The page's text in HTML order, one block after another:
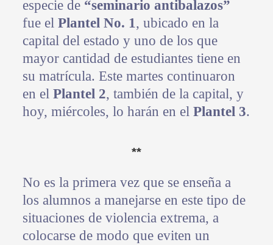
especie de “seminario antibalazos”
fue el Plantel No. 1, ubicado en la
capital del estado y uno de los que
mayor cantidad de estudiantes tiene en
su matrícula. Este martes continuaron
en el Plantel 2, también de la capital, y
hoy, miércoles, lo harán en el Plantel 3.
**
No es la primera vez que se enseña a
los alumnos a manejarse en este tipo de
situaciones de violencia extrema, a
colocarse de modo que eviten un